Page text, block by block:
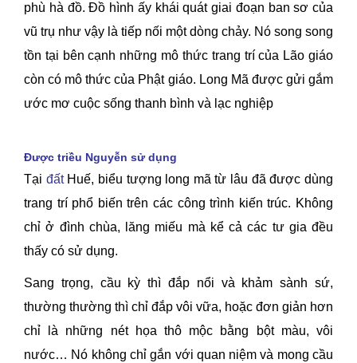
phù hà đồ. Đồ hình ấy khái quát giai đoạn ban sơ của
vũ trụ như vậy là tiếp nối một dòng chảy. Nó song song
tồn tại bên cạnh những mô thức trang trí của Lão giáo
còn có mô thức của Phật giáo. Long Mã được gửi gắm
ước mơ cuộc sống thanh bình và lạc nghiệp
Được triều Nguyễn sử dụng
Tại đấtHuế, biểu tượng long mã từ lâu đã được dùng
trang trí phổ biến trên các công trình kiến trúc. Không
chỉ ở đình chùa, lăng miếu mà kể cả các tư gia đều
thấy có sử dụng.
Sang trọng, cầu kỳ thì đắp nổi và khảm sành sứ,
thường thường thì chỉ đắp vôi vữa, hoặc đơn giản hơn
chỉ là những nét họa thô mộc bằng bột màu, vôi
nước… Nó không chỉ gắn với quan niệm và mong cầu